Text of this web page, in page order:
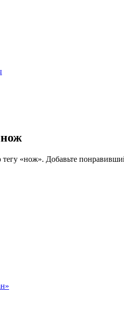
тегу «нож». Добавьте